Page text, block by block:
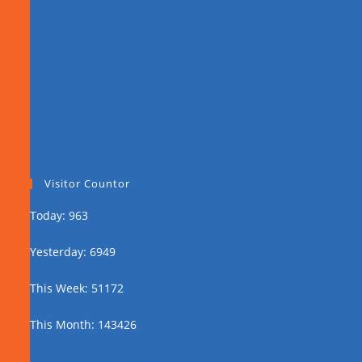
Visitor Countor
Today: 963
Yesterday: 6949
This Week: 51172
This Month: 143426